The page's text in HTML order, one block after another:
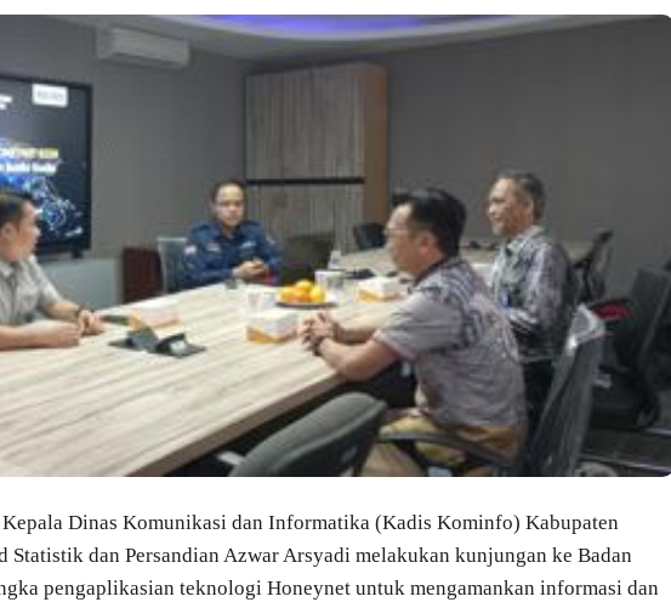
Dinas Komunikasi dan Informatika (Kadis Kominfo) Kabupaten
Statistik dan Persandian Azwar Arsyadi melakukan kunjungan ke Badan
pengaplikasian teknologi Honeynet untuk mengamankan informasi dan